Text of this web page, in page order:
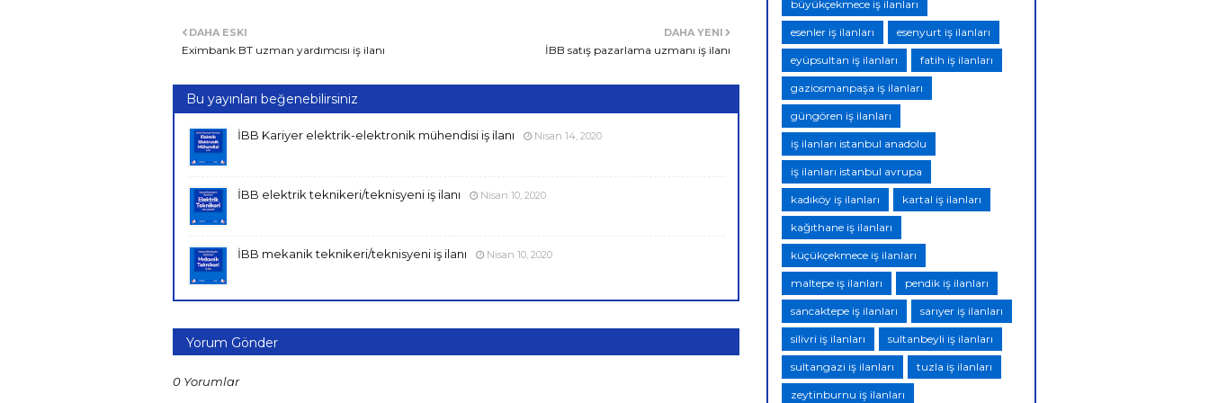
DAHA YENI
İBB satış pazarlama uzmanı iş ilanı
DAHA ESKI
Eximbank BT uzman yardımcısı iş ilanı
Bu yayınları beğenebilirsiniz
İBB Kariyer elektrik-elektronik mühendisi iş ilanı Nisan 14, 2020
İBB elektrik teknikeri/teknisyeni iş ilanı Nisan 10, 2020
İBB mekanik teknikeri/teknisyeni iş ilanı Nisan 10, 2020
Yorum Gönder
0 Yorumlar
büyükçekmece iş ilanları
esenler iş ilanları esenyurt iş ilanları
eyüpsultan iş ilanları fatih iş ilanları
gaziosmanpaşa iş ilanları
güngören iş ilanları
iş ilanları istanbul anadolu
iş ilanları istanbul avrupa
kadıköy iş ilanları kartal iş ilanları
kağıthane iş ilanları
küçükçekmece iş ilanları
maltepe iş ilanları pendik iş ilanları
sancaktepe iş ilanları sarıyer iş ilanları
silivri iş ilanları sultanbeyli iş ilanları
sultangazi iş ilanları tuzla iş ilanları
zeytinburnu iş ilanları